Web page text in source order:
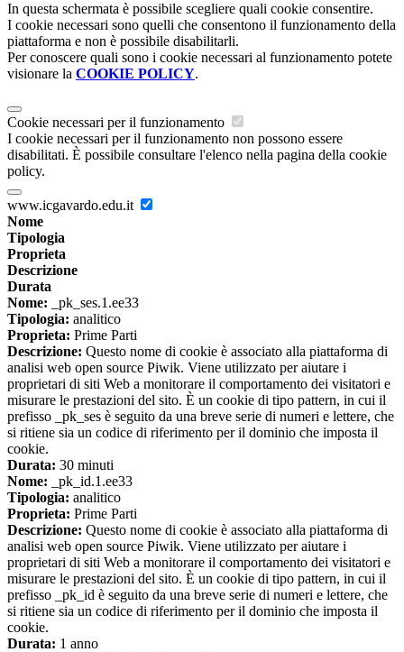
In questa schermata è possibile scegliere quali cookie consentire.
I cookie necessari sono quelli che consentono il funzionamento della
piattaforma e non è possibile disabilitarli.
Per conoscere quali sono i cookie necessari al funzionamento potete
visionare la COOKIE POLICY.
Cookie necessari per il funzionamento
I cookie necessari per il funzionamento non possono essere
disabilitati. È possibile consultare l'elenco nella pagina della cookie
policy.
www.icgavardo.edu.it
Nome
Tipologia
Proprieta
Descrizione
Durata
Nome: _pk_ses.1.ee33
Tipologia: analitico
Proprieta: Prime Parti
Descrizione: Questo nome di cookie è associato alla piattaforma di
analisi web open source Piwik. Viene utilizzato per aiutare i
proprietari di siti Web a monitorare il comportamento dei visitatori e
misurare le prestazioni del sito. È un cookie di tipo pattern, in cui il
prefisso _pk_ses è seguito da una breve serie di numeri e lettere, che
si ritiene sia un codice di riferimento per il dominio che imposta il
cookie.
Durata: 30 minuti
Nome: _pk_id.1.ee33
Tipologia: analitico
Proprieta: Prime Parti
Descrizione: Questo nome di cookie è associato alla piattaforma di
analisi web open source Piwik. Viene utilizzato per aiutare i
proprietari di siti Web a monitorare il comportamento dei visitatori e
misurare le prestazioni del sito. È un cookie di tipo pattern, in cui il
prefisso _pk_id è seguito da una breve serie di numeri e lettere, che
si ritiene sia un codice di riferimento per il dominio che imposta il
cookie.
Durata: 1 anno